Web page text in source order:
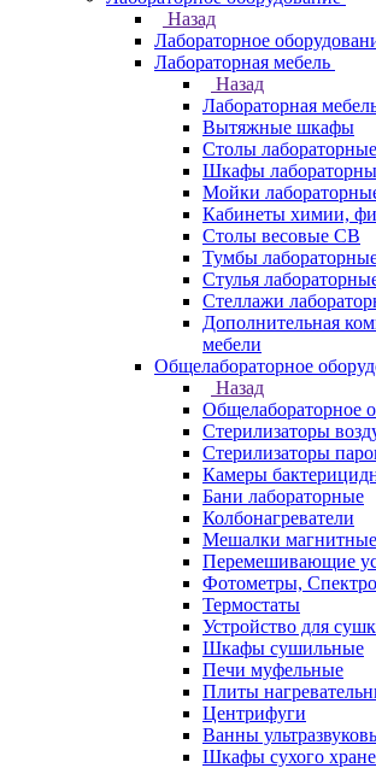
Назад
Лабораторное
Лабораторная мебель
Назад
Лабораторная
Вытяжные шкафы
Столы лабораторные
Шкафы
Мойки
Кабинеты химии,
Столы весовые СВ
Тумбы
Стулья
Стеллажи
Дополнительная
мебели
Общелабораторное
Назад
Общелабораторное
Стерилизаторы
Стерилизаторы
Камеры
Бани лабораторные
Колбонагреватели
Мешалки магнитные
Перемешивающие
Фотометры,
Термостаты
Устройство для
Шкафы сушильные
Печи муфельные
Плиты
Центрифуги
Ванны
Шкафы сухого